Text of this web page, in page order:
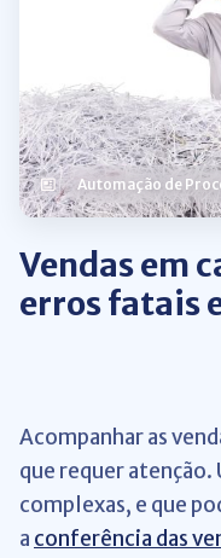
Automação de
Vendas em
erros fatais
Acompanhar as
que requer atenção.
complexas, e que
a conferência das